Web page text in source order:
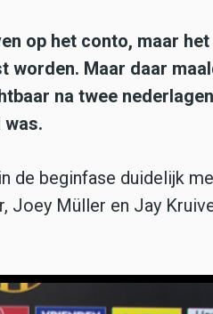
op het conto, maar het
Maar daar
na twee
de beginfase duidelijk
Joey Müller en Jay